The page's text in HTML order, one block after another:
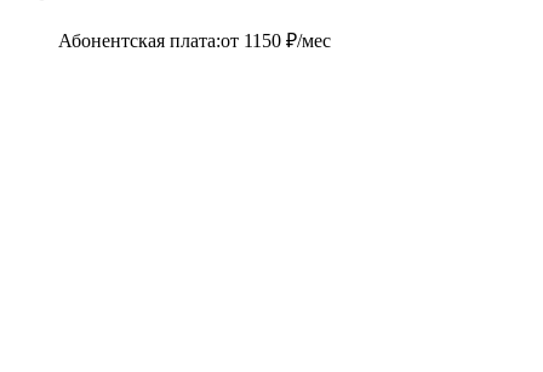
Абонентская плата:от 1150 ₽/мес